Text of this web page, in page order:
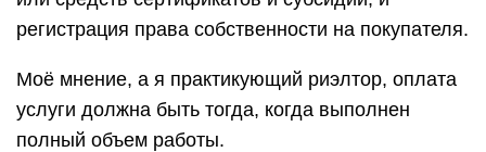
регистрация права собственности на покупателя.
Моё мнение, а я практикующий риэлтор, оплата
услуги должна быть тогда, когда выполнен
полный объем работы.